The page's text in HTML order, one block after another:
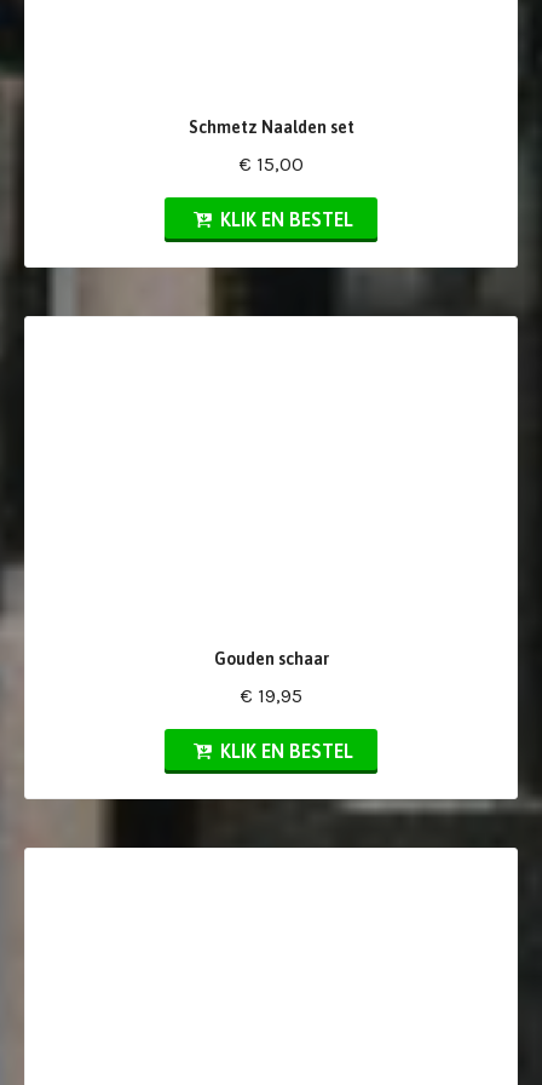
Schmetz Naalden set
€ 15,00
KLIK EN BESTEL
Gouden schaar
€ 19,95
KLIK EN BESTEL